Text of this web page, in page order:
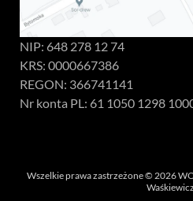
NIP: 648 278 12 74
KRS: 0000667386
REGON: 366741141
Nr konta PL: 61 1050 1298
Wszelkie prawa zastrzeżone © 2026
Waśkiewicz